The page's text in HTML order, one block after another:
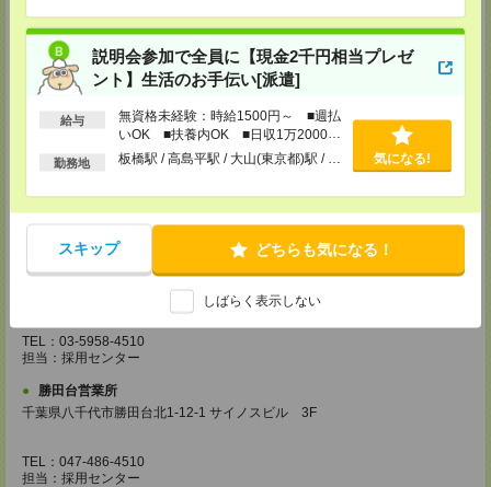
説明会参加で全員に【現金2千円相当プレゼ
ント】生活のお手伝い[派遣]
給与
無資格未経験：時給1500円～ ■週払
いOK ■扶養内OK ■日収1万2000円
以上
勤務地 板橋駅 / 高島平駅 / 大山(東京都)駅 / … 気になる!
スキップ どちらも気になる！
しばらく表示しない
東京都墨田区江東橋４－１９－３ 錦糸町ミハマビル 3階
TEL：03-5669-4522
担当：採用センター
新宿営業所
新宿区西新宿1-8-1
新宿ビルディング5Ｆ
TEL：03-6911-4510
担当：採用センター
立川営業所
東京都立川市曙町2-31-15 日住金立川ビル3F
TEL：042-540-7331
担当：採用センター
東京都豊島区南池袋2-27-16 近藤ビル4F
TEL：03-5958-4510
担当：採用センター
勝田台営業所
千葉県八千代市勝田台北1-12-1 サイノスビル 3F
TEL：047-486-4510
担当：採用センター